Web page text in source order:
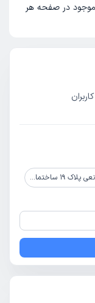
موجود در صفحه هر
نشاط طبقه 5